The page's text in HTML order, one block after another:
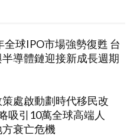
全球IPO市場強勢復甦 台
導體鏈迎接新成長週期
處啟動劃時代移民改
吸引10萬全球高端人
衰亡危機